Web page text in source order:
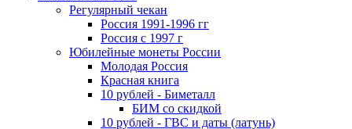
Регулярный чекан
Россия 1991-1996 гг
Россия с 1997 г
Юбилейные монеты России
Молодая Россия
Красная книга
10 рублей - Биметалл
БИМ со скидкой
10 рублей - ГВС и даты (латунь)